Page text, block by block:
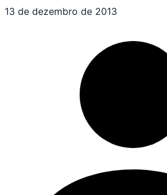
13 de dezembro de 2013